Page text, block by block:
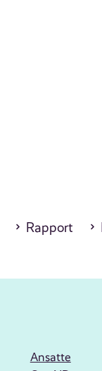
Rapport
Ansatte